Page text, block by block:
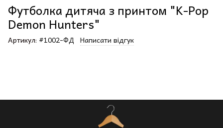
Футболка дитяча з принтом "K-Pop
Demon Hunters"
Артикул: #1002-ФД Написати відгук